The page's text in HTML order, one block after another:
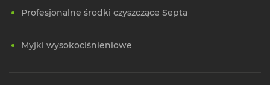
Profesjonalne środki czyszczące Septa
Myjki wysokociśnieniowe